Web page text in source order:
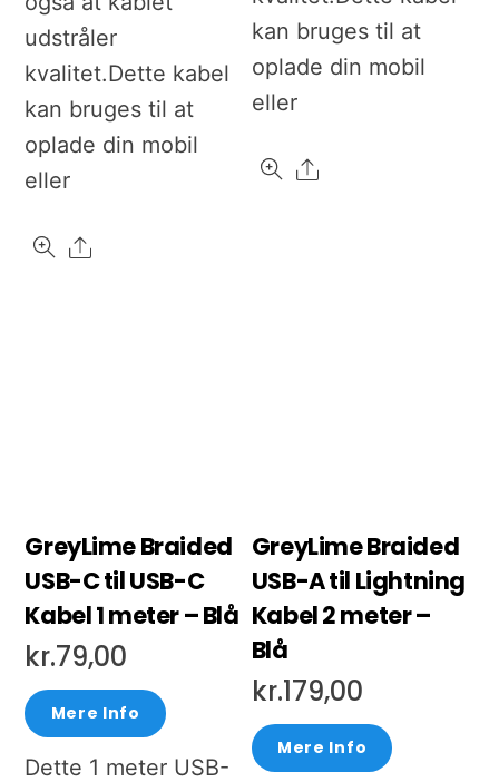
udstråler
kvalitet.Dette kabel
kan bruges til at
oplade din mobil
eller
Share
kan bruges til at
oplade din mobil
eller
Share
GreyLime Braided
USB-C til USB-C
Kabel 1 meter – Blå
kr.79,00
Mere Info
Dette 1 meter USB-
GreyLime Braided
USB-A til Lightning
Kabel 2 meter –
Blå
kr.179,00
Mere Info